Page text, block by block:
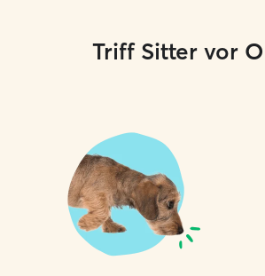
Triff Sitter vor